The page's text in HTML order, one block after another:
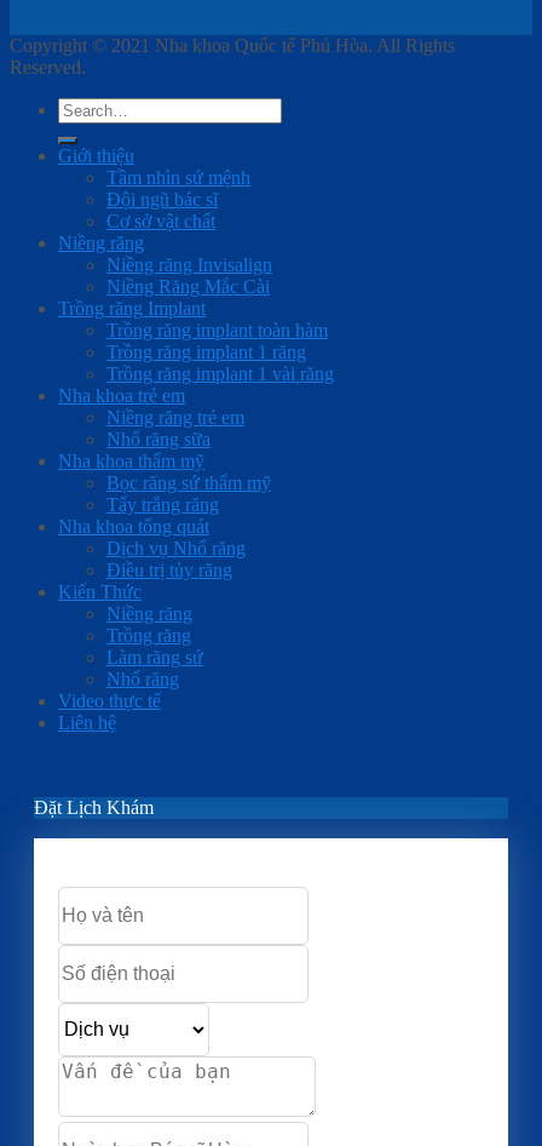
Copyright © 2021 Nha khoa Quốc tế Phú Hòa. All Rights
Reserved.
Giới thiệu
Tầm nhìn sứ mệnh
Đội ngũ bác sĩ
Cơ sở vật chất
Niềng răng
Niềng răng Invisalign
Niềng Răng Mắc Cài
Trồng răng Implant
Trồng răng implant toàn hàm
Trồng răng implant 1 răng
Trồng răng implant 1 vài răng
Nha khoa trẻ em
Niềng răng trẻ em
Nhổ răng sữa
Nha khoa thẩm mỹ
Bọc răng sứ thẩm mỹ
Tẩy trắng răng
Nha khoa tổng quát
Dịch vụ Nhổ răng
Điều trị tủy răng
Kiến Thức
Niềng răng
Trồng răng
Làm răng sứ
Nhổ răng
Video thực tế
Liên hệ
Đặt Lịch Khám